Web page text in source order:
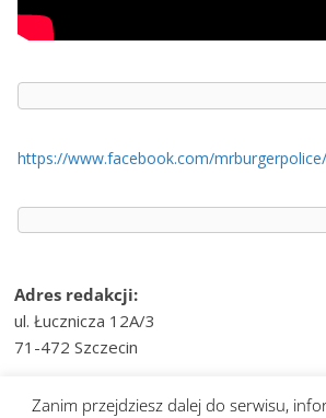
https://www.facebook.com/mrburgerpolice/
Adres redakcji:
ul. Łucznicza 12A/3
71-472 Szczecin
e-mail:wiesci@telvinet.pl
Zanim przejdziesz dalej do serwisu,